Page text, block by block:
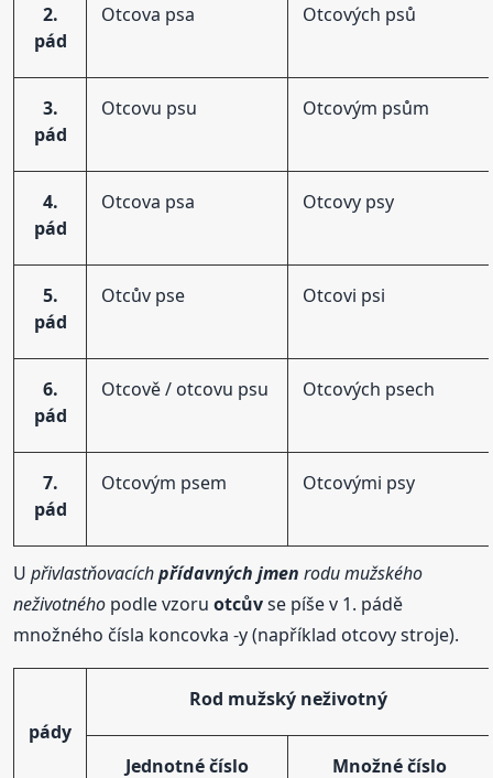
2.
pád
Otcova psa Otcových psů
3.
pád
Otcovu psu Otcovým psům
4.
pád
Otcova psa Otcovy psy
5.
pád
Otcův pse Otcovi psi
6.
pád
Otcově / otcovu psu Otcových psech
7.
pád
Otcovým psem Otcovými psy
Upřivlastňovacíchpřídavných jmen rodu mužského
neživotného podle vzoruotcůvse píše v 1. pádě
množného čísla koncovka -y (například otcovy stroje).
pády
Rod mužský neživotný
Jednotné číslo Množné číslo